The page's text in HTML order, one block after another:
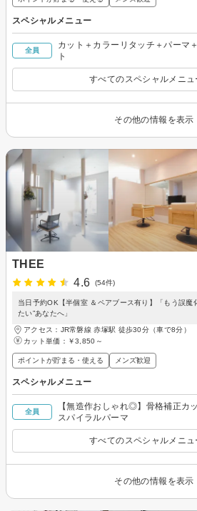
スペシャルメニュー
全員
カット＋カラーリタッチ＋パーマ
ト
すべてのスペシャルメニュ
その他の情報を表示
THEE
4.6
(54件)
当日予約OK【半個室 ＆ペアブース有り】「もう誤魔
たい”あなたへ」
アクセス：JR常磐線 赤塚駅 徒歩30分（車で8分）
カット単価： ￥3,850～
ポイントが貯まる・使える メンズ歓迎
スペシャルメニュー
全員
【無造作おしゃれ◎】骨格補正カ
スパイラルパーマ
すべてのスペシャルメニュ
その他の情報を表示